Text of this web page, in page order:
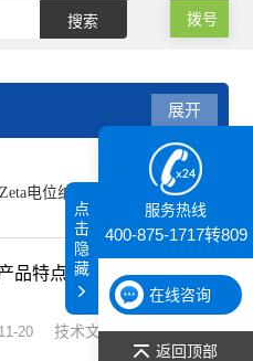
拨号
展开
电位纳米粒度仪的产品特
品特点主要包括哪些？
20 技术文章
服务热线
400-875-1717转809
在线咨询
返回顶部
点
击
隐
藏